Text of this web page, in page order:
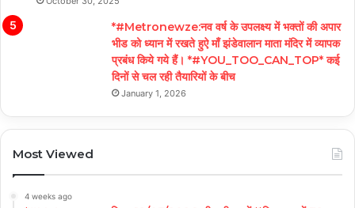
*#Metronewze:नव वर्ष के उपलक्ष्य में भक्तों की अपार
भीड को ध्यान में रखते हुऐ माँ झंडेवालान माता मंदिर में व्यापक
प्रबंध किये गये हैं। *#YOU_TOO_CAN_TOP* कई
दिनों से चल रही तैयारियों के बीच
January 1, 2026
Most Viewed
4 weeks ago